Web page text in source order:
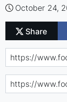
October 24,
Share